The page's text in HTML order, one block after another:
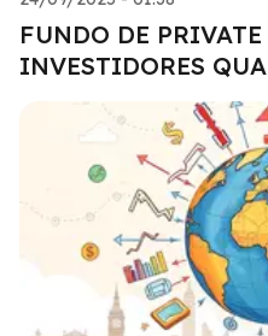
FUNDO DE
INVESTIDORES